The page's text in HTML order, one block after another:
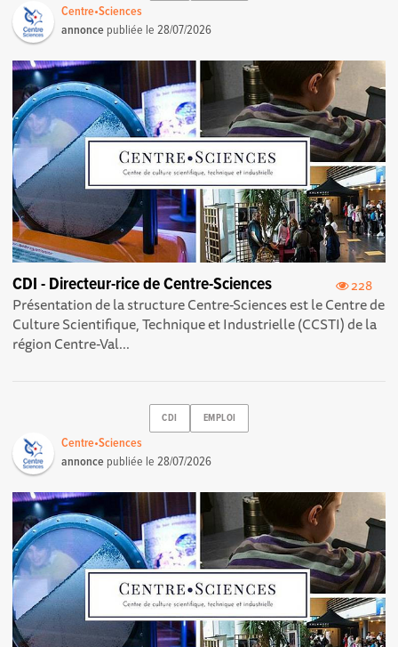
Centre•Sciences
annonce publiée le28/07/2026
228
CDI - Directeur-rice de Centre-Sciences
Présentation de la structure Centre-Sciences est le Centre de
Culture Scientifique, Technique et Industrielle (CCSTI) de la
région Centre-Val...
CDI EMPLOI
Centre•Sciences
annonce publiée le28/07/2026